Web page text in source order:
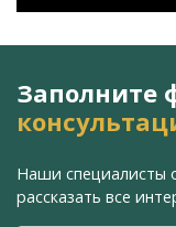
Заполните
Наши специалисты
рассказать все